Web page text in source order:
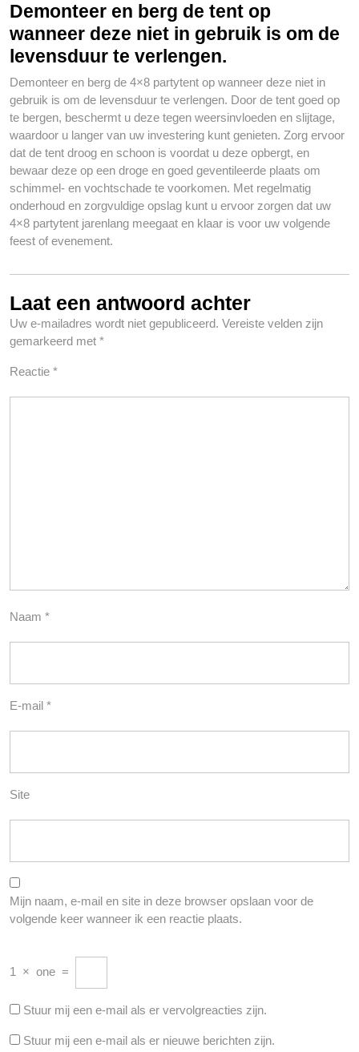
Demonteer en berg de tent op
wanneer deze niet in gebruik is om de
levensduur te verlengen.
Demonteer en berg de 4×8 partytent op wanneer deze niet in
gebruik is om de levensduur te verlengen. Door de tent goed op
te bergen, beschermt u deze tegen weersinvloeden en slijtage,
waardoor u langer van uw investering kunt genieten. Zorg ervoor
dat de tent droog en schoon is voordat u deze opbergt, en
bewaar deze op een droge en goed geventileerde plaats om
schimmel- en vochtschade te voorkomen. Met regelmatig
onderhoud en zorgvuldige opslag kunt u ervoor zorgen dat uw
4×8 partytent jarenlang meegaat en klaar is voor uw volgende
feest of evenement.
Laat een antwoord achter
Uw e-mailadres wordt niet gepubliceerd. Vereiste velden zijn
gemarkeerd met *
Reactie *
Naam *
E-mail *
Site
Mijn naam, e-mail en site in deze browser opslaan voor de
volgende keer wanneer ik een reactie plaats.
1 × one =
Stuur mij een e-mail als er vervolgreacties zijn.
Stuur mij een e-mail als er nieuwe berichten zijn.